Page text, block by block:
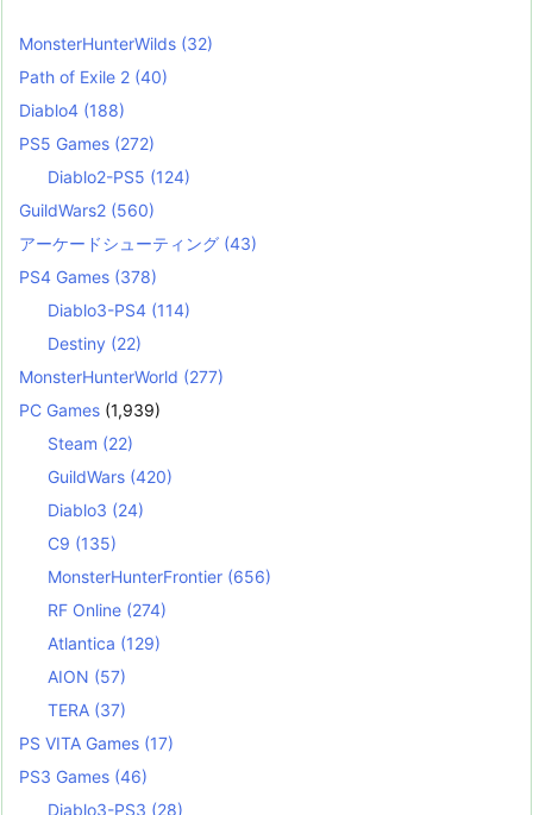
MonsterHunterWilds (32)
Path of Exile 2 (40)
Diablo4 (188)
PS5 Games (272)
Diablo2-PS5 (124)
GuildWars2 (560)
アーケードシューティング (43)
PS4 Games (378)
Diablo3-PS4 (114)
Destiny (22)
MonsterHunterWorld (277)
PC Games (1,939)
Steam (22)
GuildWars (420)
Diablo3 (24)
C9 (135)
MonsterHunterFrontier (656)
RF Online (274)
Atlantica (129)
AION (57)
TERA (37)
PS VITA Games (17)
PS3 Games (46)
Diablo3-PS3 (28)